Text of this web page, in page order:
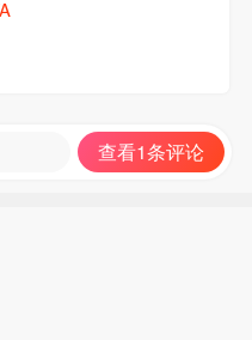
查看1条评论